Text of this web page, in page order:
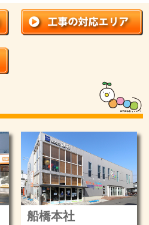
船橋本社